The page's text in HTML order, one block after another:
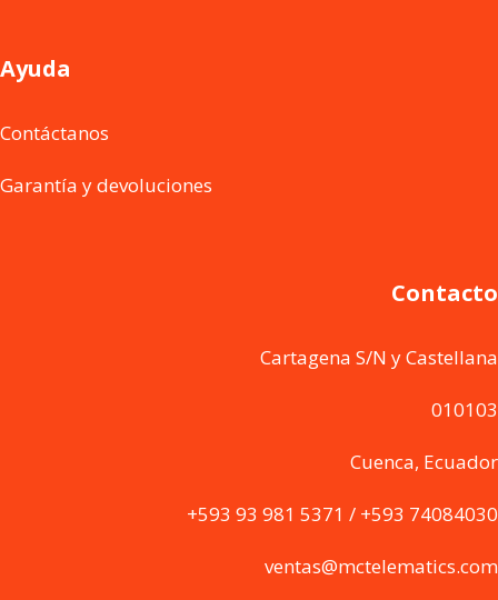
Ayuda
Contáctanos
Garantía y devoluciones
Contacto
Cartagena S/N y Castellana
010103
Cuenca, Ecuador
+593 93 981 5371 / +593 74084030
ventas@mctelematics.com